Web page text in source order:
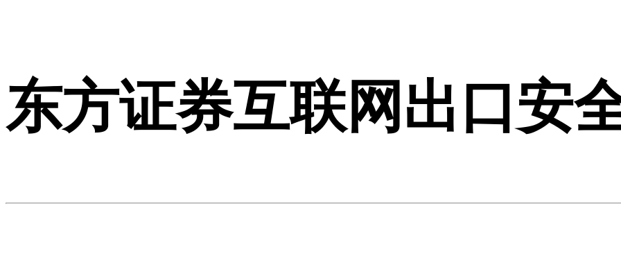
东方证券互联网出口安